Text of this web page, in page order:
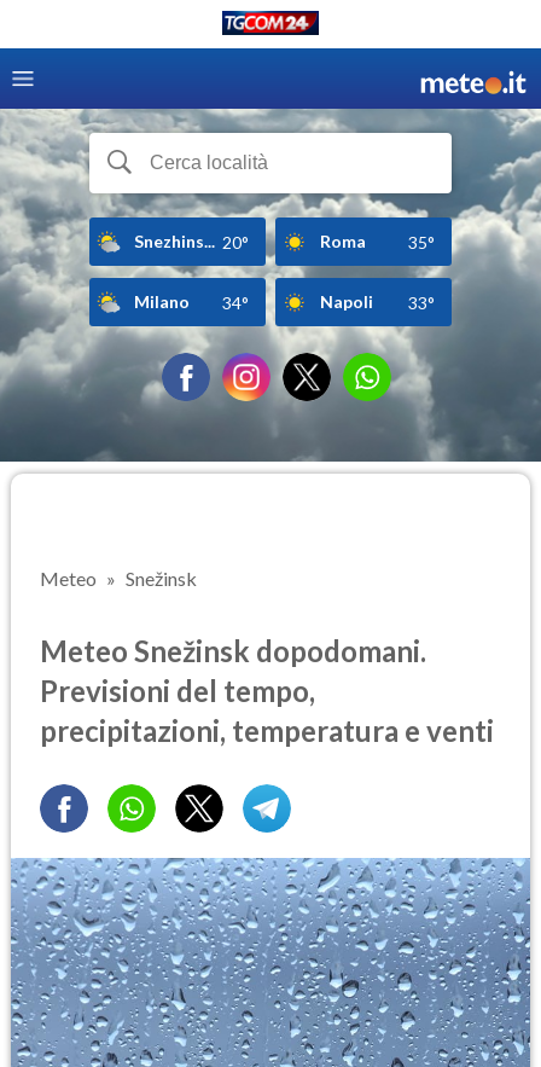
Snezhins... 20° Roma 35°
Milano 34° Napoli 33°
Meteo Snežinsk
Meteo Snežinsk dopodomani.
Previsioni del tempo,
precipitazioni, temperatura e venti